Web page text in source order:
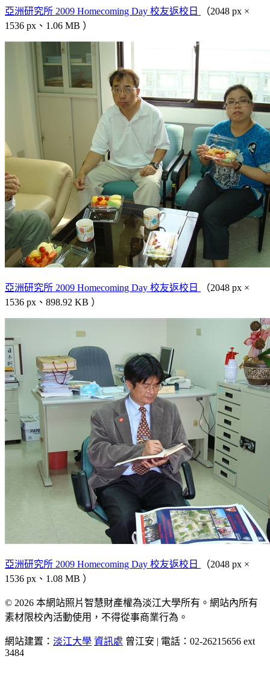
亞洲研究所 2009 Homecoming Day 校友返校日
（2048 px ×
1536 px、1.06 MB ）
亞洲研究所 2009 Homecoming Day 校友返校日
（2048 px ×
1536 px、898.92 KB ）
亞洲研究所 2009 Homecoming Day 校友返校日
（2048 px ×
1536 px、1.08 MB ）
© 2026 本網站照片智慧財產權為淡江大學所有。網站內所有
素材限校內活動使用，不得從事商業行為。
網站建置： 淡江大學 資訊處 曾江安 | 電話：02-26215656 ext
3484